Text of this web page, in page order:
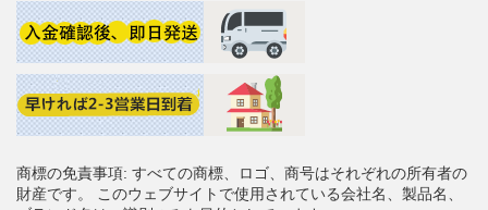
商標の免責事項: すべての商標、ロゴ、商号はそれぞれの所有者の
財産です。 このウェブサイトで使用されている会社名、製品名、